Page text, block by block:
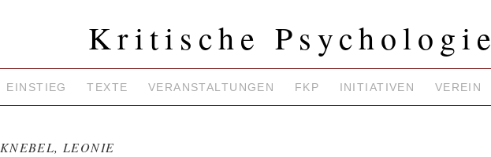
Kritische Psychologie
EINSTIEG TEXTE VERANSTALTUNGEN FKP INITIATIVEN VEREIN
KNEBEL, LEONIE